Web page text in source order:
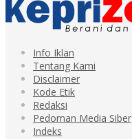
Info Iklan
Tentang Kami
Disclaimer
Kode Etik
Redaksi
Pedoman Media Siber
Indeks